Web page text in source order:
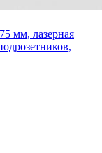
мм, лазерная